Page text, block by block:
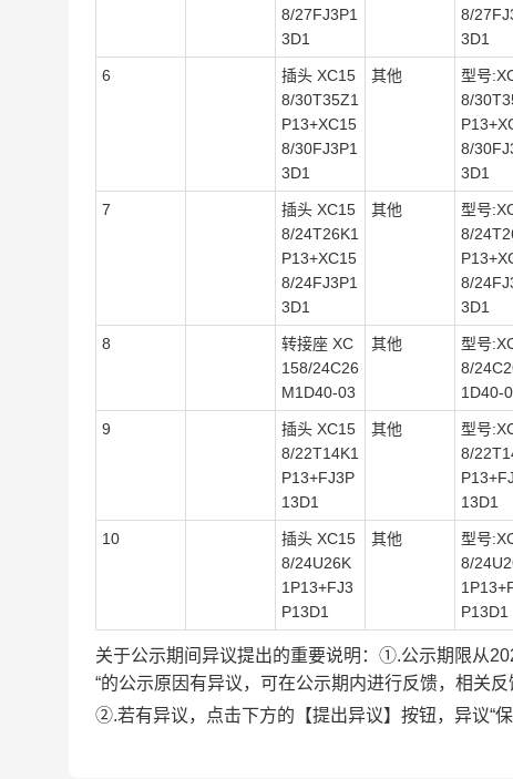
8/27FJ3P1
3D1
8/
3D1
6
插头 XC15
8/30T35Z1
P13+XC15
8/30FJ3P1
3D1
其他
型号
8/
8/
3D1
7
插头 XC15
8/24T26K1
P13+XC15
8/24FJ3P1
3D1
其他
型号
8/
8/
3D1
8
转接座 XC
158/24C26
M1D40-03
其他
型号
8/
1D40-
9
插头 XC15
8/22T14K1
P13+FJ3P
13D1
其他
型号
8/
13D1
10
插头 XC15
8/24U26K
1P13+FJ3
P13D1
其他
型号
8/
P13D1
关于公示期间异议提出的重要说明：①.公示期限从
“的公示原因有异议，可在公示期内进行反馈，相关
②.若有异议，点击下方的【提出异议】按钮，异议“